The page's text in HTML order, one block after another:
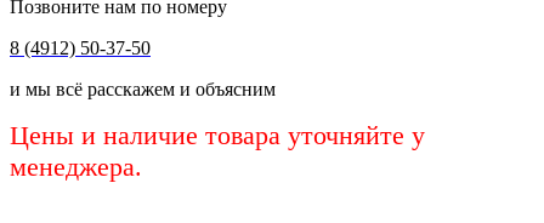
Позвоните нам по номеру
8 (4912) 50-37-50
и мы всё расскажем и объясним
Цены и наличие товара уточняйте у
менеджера.